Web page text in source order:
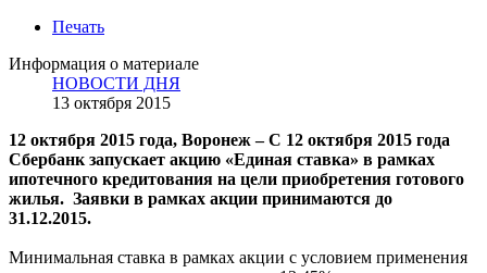
Печать
Информация о материале
НОВОСТИ ДНЯ
13 октября 2015
12 октября 2015 года, Воронеж – С 12 октября 2015 года
Сбербанк запускает акцию «Единая ставка» в рамках
ипотечного кредитования на цели приобретения готового
жилья. Заявки в рамках акции принимаются до
31.12.2015.
Минимальная ставка в рамках акции с условием применения